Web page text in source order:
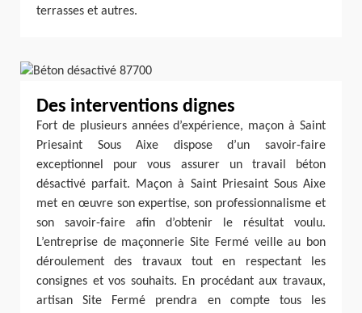
terrasses et autres.
Des interventions dignes
Fort de plusieurs années d’expérience, maçon à Saint
Priesaint Sous Aixe dispose d’un savoir-faire
exceptionnel pour vous assurer un travail béton
désactivé parfait. Maçon à Saint Priesaint Sous Aixe
met en œuvre son expertise, son professionnalisme et
son savoir-faire afin d’obtenir le résultat voulu.
L’entreprise de maçonnerie Site Fermé veille au bon
déroulement des travaux tout en respectant les
consignes et vos souhaits. En procédant aux travaux,
artisan Site Fermé prendra en compte tous les